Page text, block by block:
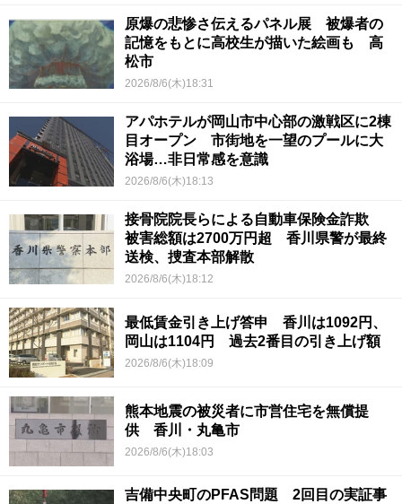
原爆の悲惨さ伝えるパネル展 被爆者の
記憶をもとに高校生が描いた絵画も 高
松市
2026/8/6(木)18:31
アパホテルが岡山市中心部の激戦区に2棟
目オープン 市街地を一望のプールに大
浴場…非日常感を意識
2026/8/6(木)18:13
接骨院院長らによる自動車保険金詐欺
被害総額は2700万円超 香川県警が最終
送検、捜査本部解散
2026/8/6(木)18:12
最低賃金引き上げ答申 香川は1092円、
岡山は1104円 過去2番目の引き上げ額
2026/8/6(木)18:09
熊本地震の被災者に市営住宅を無償提
供 香川・丸亀市
2026/8/6(木)18:03
吉備中央町のPFAS問題 2回目の実証事